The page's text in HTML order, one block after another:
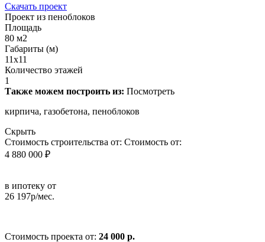
Скачать проект
Проект из пеноблоков
Площадь
80 м2
Габариты (м)
11х11
Количество этажей
1
Также можем построить из: Посмотреть
кирпича, газобетона, пеноблоков
Скрыть
Стоимость строительства от: Стоимость от:
4 880 000 ₽
в ипотеку от
26 197р/мес.
Стоимость проекта от: 24 000 р.